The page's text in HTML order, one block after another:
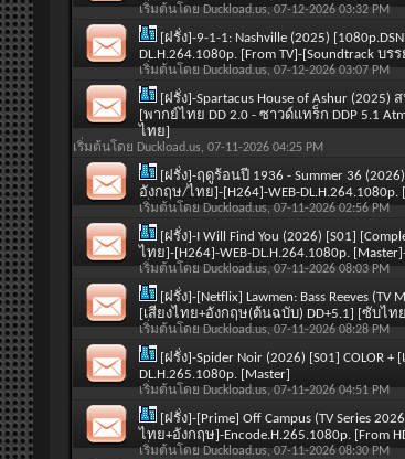
เริ่มต้นโดย Duckload.us, 07-12-2026 03:32 PM
[ฝรั่ง]-9-1-1: Nashville (2025)
DL.H.264.1080p. [From TV]-[Soundtrack บร
เริ่มต้นโดย Duckload.us, 07-12-2026 03:07 PM
[ฝรั่ง]-Spartacus House of Ashur (2025)
[พากย์ไทย DD 2.0 - ซาวด์แทร็ก DDP 5.1
ไทย]
เริ่มต้นโดย Duckload.us, 07-11-2026 04:25 PM
[ฝรั่ง]-ฤดูร้อนปี 1936 - Summer 36
อังกฤษ/ไทย]-[H264]-WEB-
เริ่มต้นโดย Duckload.us, 07-11-2026 02:56 PM
[ฝรั่ง]-I Will Find You (2026) [S01]
ไทย]-[H264]-WEB-DL.H.264.1080p.
เริ่มต้นโดย Duckload.us, 07-11-2026 08:03 PM
[ฝรั่ง]-[Netflix] Lawmen: Bass Reeves
[เสียงไทย+อังกฤษ(ต้นฉบับ) DD+5.1] [ซับไท
เริ่มต้นโดย Duckload.us, 07-11-2026 08:28 PM
[ฝรั่ง]-Spider Noir (2026) [S01] COLOR
DL.H.265.1080p. [Master]
เริ่มต้นโดย Duckload.us, 07-11-2026 04:51 PM
[ฝรั่ง]-[Prime] Off Campus (TV Series
ไทย+อังกฤษ]-Encode.H.265.1080p. [From
เริ่มต้นโดย Duckload.us, 07-11-2026 08:30 PM